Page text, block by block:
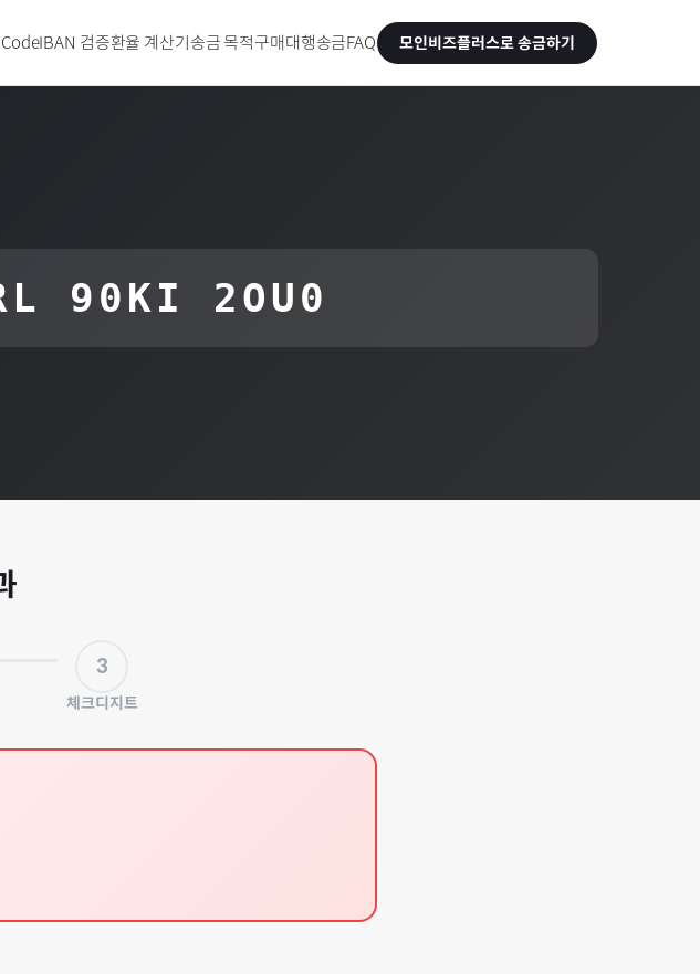
IBAN 검증환율 계산기송금 목적구매대행송금FAQ 모인비즈플러스로 송금하기
90KI 2OU0
3
체크디지트